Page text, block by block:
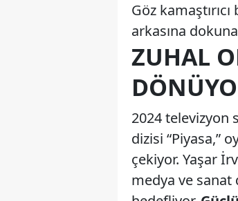
Göz
arkasına
ZUHAL
2024 televizyon
dizisi “Piyasa,”
çekiyor. Yaşar
medya ve sanat